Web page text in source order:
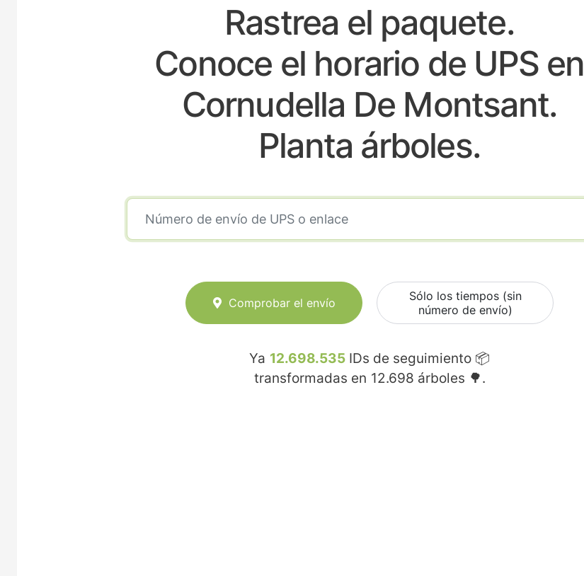
Rastrea el paquete.
Conoce el horario de UPS en
Cornudella De Montsant.
Planta árboles.
Comprobar el envío
Sólo los tiempos (sin
número de envío)
Ya 12.698.535 IDs de seguimiento 📦
transformadas en 12.698 árboles 🌳.